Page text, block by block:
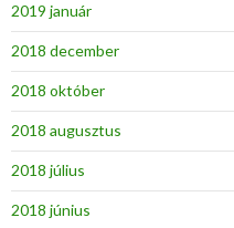
2019 január
2018 december
2018 október
2018 augusztus
2018 július
2018 június